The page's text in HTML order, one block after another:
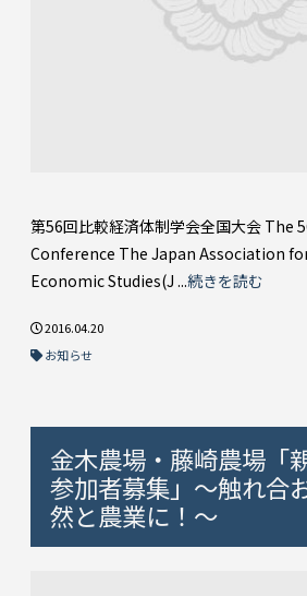
第56回比較経済体制学会全国大会 The
Conference The Japan Association
Economic Studies(J ...続きを読む
2016.04.20
お知らせ
金木農場・藤崎農場「
参加者募集」～触れ合
然と農業に！～